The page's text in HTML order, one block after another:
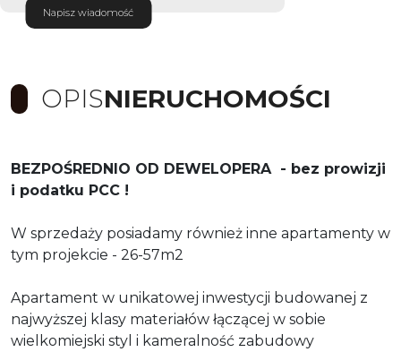
Napisz wiadomość
OPISNIERUCHOMOŚCI
BEZPOŚREDNIO OD DEWELOPERA - bez prowizji
i podatku PCC !
W sprzedaży posiadamy również inne apartamenty w
tym projekcie - 26-57m2
Apartament w unikatowej inwestycji budowanej z
najwyższej klasy materiałów łączącej w sobie
wielkomiejski styl i kameralność zabudowy